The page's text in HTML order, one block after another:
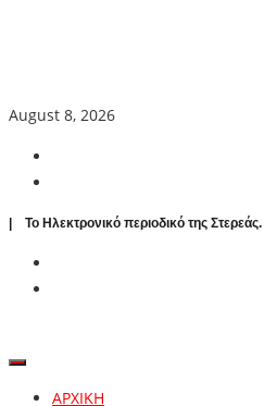
August 8, 2026
| To Ηλεκτρονικό περιοδικό της Στερεάς.
ΑΡΧΙΚΗ